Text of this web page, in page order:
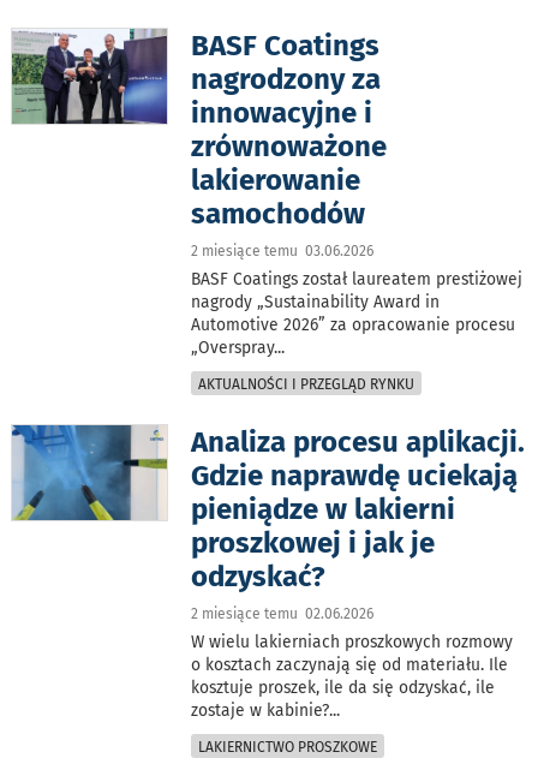
BASF Coatings
nagrodzony za
innowacyjne i
zrównoważone
lakierowanie
samochodów
2 miesiące temu 03.06.2026
BASF Coatings został laureatem prestiżowej
nagrody „Sustainability Award in
Automotive 2026” za opracowanie procesu
„Overspray...
AKTUALNOŚCI I PRZEGLĄD RYNKU
Analiza procesu aplikacji.
Gdzie naprawdę uciekają
pieniądze w lakierni
proszkowej i jak je
odzyskać?
2 miesiące temu 02.06.2026
W wielu lakierniach proszkowych rozmowy
o kosztach zaczynają się od materiału. Ile
kosztuje proszek, ile da się odzyskać, ile
zostaje w kabinie?...
LAKIERNICTWO PROSZKOWE